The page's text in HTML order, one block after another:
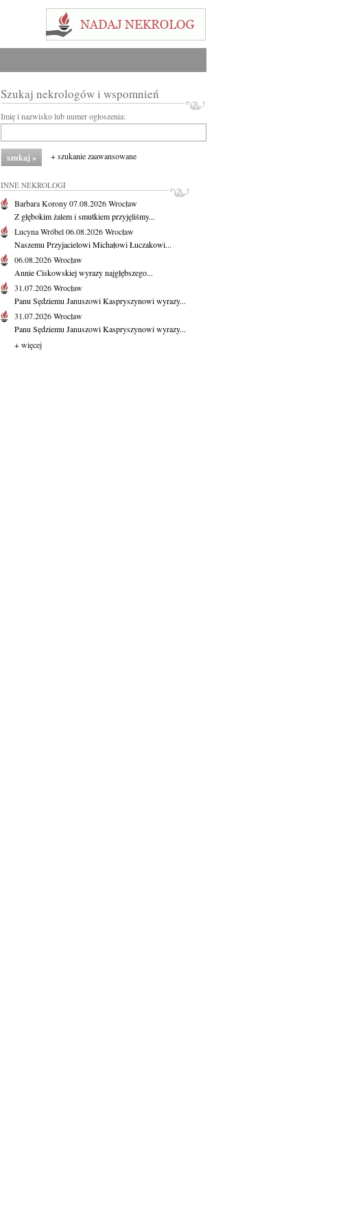
Szukaj nekrologów i wspomnień
Imię i nazwisko lub numer ogłoszenia:
+ szukanie zaawansowane
INNE NEKROLOGI
Barbara Korony07.08.2026Wrocław
Z głębokim żalem i smutkiem przyjęliśmy...
Lucyna Wróbel06.08.2026Wrocław
Naszemu Przyjacielowi Michałowi Łuczakowi...
06.08.2026Wrocław
Annie Ciskowskiej wyrazy najgłębszego...
31.07.2026Wrocław
Panu Sędziemu Januszowi Kaspryszynowi wyrazy...
31.07.2026Wrocław
Panu Sędziemu Januszowi Kaspryszynowi wyrazy...
+ więcej